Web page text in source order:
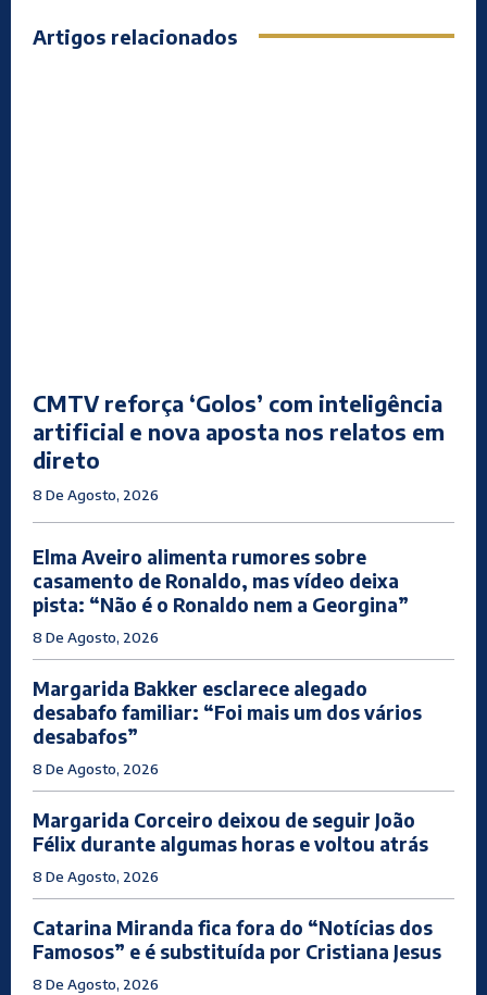
Artigos relacionados
CMTV reforça ‘Golos’ com inteligência
artificial e nova aposta nos relatos em
direto
8 De Agosto, 2026
Elma Aveiro alimenta rumores sobre
casamento de Ronaldo, mas vídeo deixa
pista: “Não é o Ronaldo nem a Georgina”
8 De Agosto, 2026
Margarida Bakker esclarece alegado
desabafo familiar: “Foi mais um dos vários
desabafos”
8 De Agosto, 2026
Margarida Corceiro deixou de seguir João
Félix durante algumas horas e voltou atrás
8 De Agosto, 2026
Catarina Miranda fica fora do “Notícias dos
Famosos” e é substituída por Cristiana Jesus
8 De Agosto, 2026